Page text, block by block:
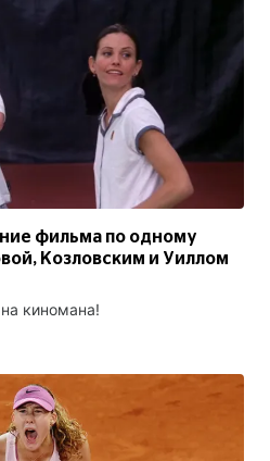
фильма по одному
Козловским и Уиллом
киномана!